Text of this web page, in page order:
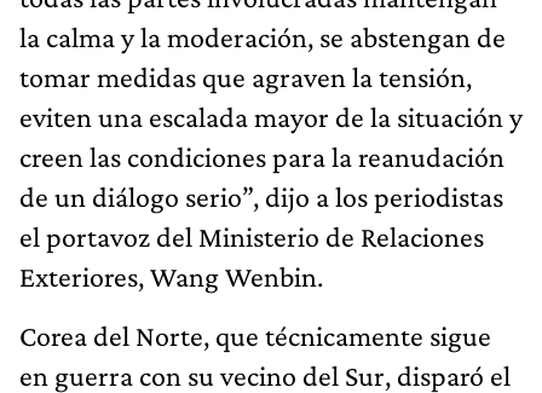
la calma y la moderación, se abstengan de
tomar medidas que agraven la tensión,
eviten una escalada mayor de la situación y
creen las condiciones para la reanudación
de un diálogo serio”, dijo a los periodistas
el portavoz del Ministerio de Relaciones
Exteriores, Wang Wenbin.
Corea del Norte, que técnicamente sigue
en guerra con su vecino del Sur, disparó el